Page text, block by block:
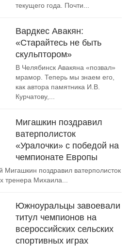
текущего года. Почти...
Вардкес Авакян:
«Старайтесь не быть
скульптором»
В Челябинск Авакяна «позвал»
мрамор. Теперь мы знаем его,
как автора памятника И.В.
Курчатову,...
Мигашкин поздравил
ватерполисток
«Уралочки» с победой на
чемпионате Европы
Мигашкин поздравил ватерполисток
тренера Михаила...
Южноуральцы завоевали
титул чемпионов на
всероссийских сельских
спортивных играх